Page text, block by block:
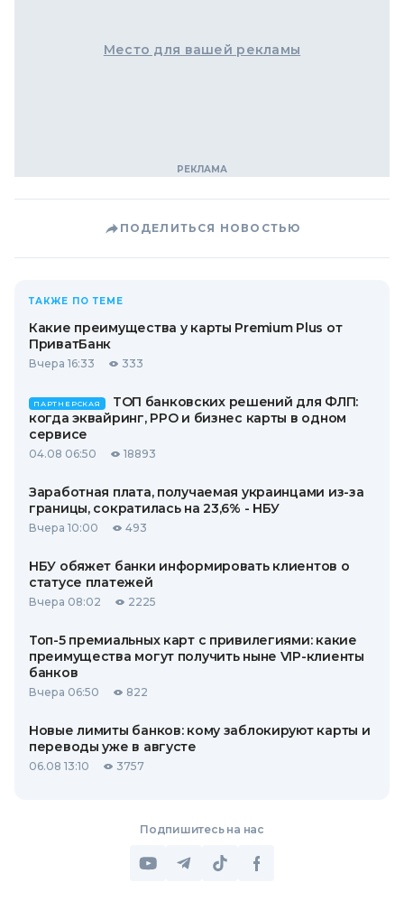
Место для вашей рекламы
ПОДЕЛИТЬСЯ НОВОСТЬЮ
ТАКЖЕ ПО ТЕМЕ
Какие преимущества у карты Premium Plus от
ПриватБанк
Вчера 16:33 333
ПАРТНЕРСКАЯ
ТОП банковских решений для ФЛП:
когда эквайринг, РРО и бизнес карты в одном
сервисе
04.08 06:50 18893
Заработная плата, получаемая украинцами из-за
границы, сократилась на 23,6% - НБУ
Вчера 10:00 493
НБУ обяжет банки информировать клиентов о
статусе платежей
Вчера 08:02 2225
Топ-5 премиальных карт с привилегиями: какие
преимущества могут получить ныне VIP-клиенты
банков
Вчера 06:50 822
Новые лимиты банков: кому заблокируют карты и
переводы уже в августе
06.08 13:10 3757
Подпишитесь на нас